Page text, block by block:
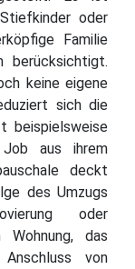
oder
Familie
keine eigene
sich die
beispielsweise
aus ihrem
deckt
des Umzugs
oder
das
von